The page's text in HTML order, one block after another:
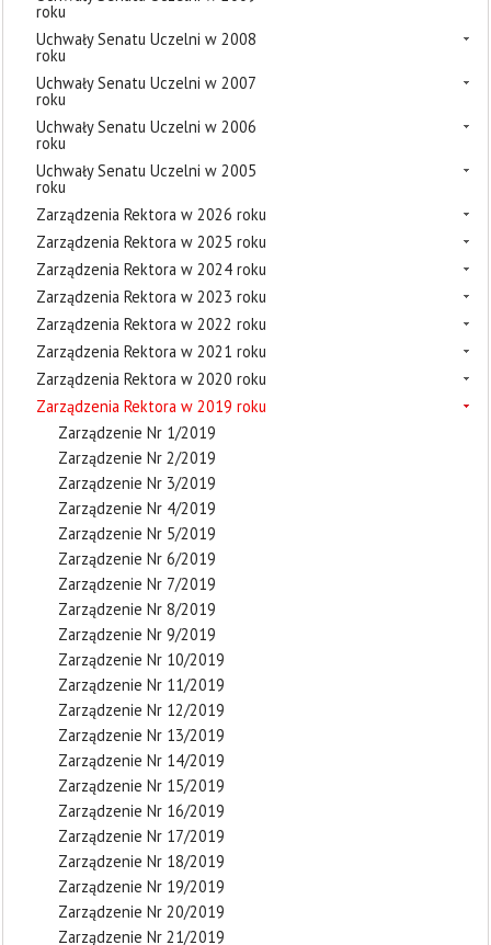
roku
Uchwały Senatu Uczelni w 2008
roku
Uchwały Senatu Uczelni w 2007
roku
Uchwały Senatu Uczelni w 2006
roku
Uchwały Senatu Uczelni w 2005
roku
Zarządzenia Rektora w 2026 roku
Zarządzenia Rektora w 2025 roku
Zarządzenia Rektora w 2024 roku
Zarządzenia Rektora w 2023 roku
Zarządzenia Rektora w 2022 roku
Zarządzenia Rektora w 2021 roku
Zarządzenia Rektora w 2020 roku
Zarządzenia Rektora w 2019 roku
Zarządzenie Nr 1/2019
Zarządzenie Nr 2/2019
Zarządzenie Nr 3/2019
Zarządzenie Nr 4/2019
Zarządzenie Nr 5/2019
Zarządzenie Nr 6/2019
Zarządzenie Nr 7/2019
Zarządzenie Nr 8/2019
Zarządzenie Nr 9/2019
Zarządzenie Nr 10/2019
Zarządzenie Nr 11/2019
Zarządzenie Nr 12/2019
Zarządzenie Nr 13/2019
Zarządzenie Nr 14/2019
Zarządzenie Nr 15/2019
Zarządzenie Nr 16/2019
Zarządzenie Nr 17/2019
Zarządzenie Nr 18/2019
Zarządzenie Nr 19/2019
Zarządzenie Nr 20/2019
Zarządzenie Nr 21/2019